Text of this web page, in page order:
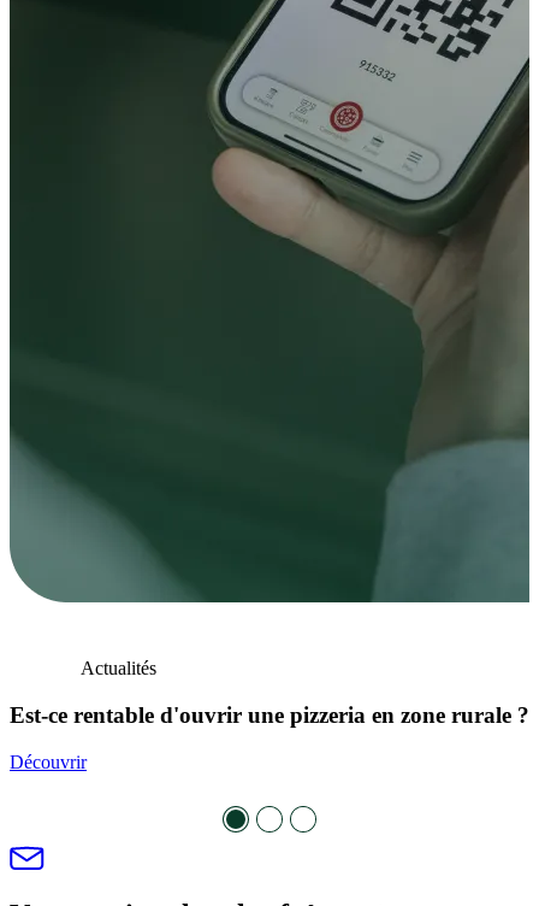
Actualités
Est-ce rentable d'ouvrir une pizzeria en zone rurale ?
Découvrir